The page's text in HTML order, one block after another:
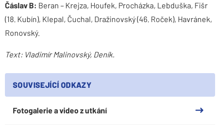
Čáslav B: Beran – Krejza, Houfek, Procházka, Lebduška, Fišr
(18. Kubín), Klepal, Čuchal, Dražinovský (46. Roček), Havránek,
Ronovský.
Text: Vladimír Malinovský, Deník.
SOUVISEJÍCÍ ODKAZY
Fotogalerie a video z utkání